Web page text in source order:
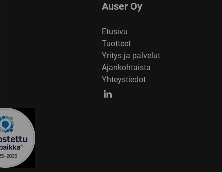
Auser Oy
Etusivu
Tuotteet
Yritys ja palvelut
Ajankohtaista
Yhteystiedot